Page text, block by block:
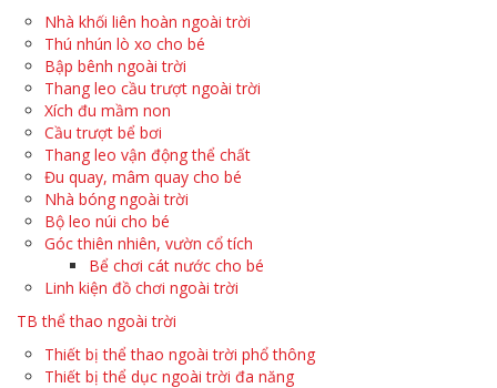
Nhà khối liên hoàn ngoài trời
Thú nhún lò xo cho bé
Bập bênh ngoài trời
Thang leo cầu trượt ngoài trời
Xích đu mầm non
Cầu trượt bể bơi
Thang leo vận động thể chất
Đu quay, mâm quay cho bé
Nhà bóng ngoài trời
Bộ leo núi cho bé
Góc thiên nhiên, vườn cổ tích
Bể chơi cát nước cho bé
Linh kiện đồ chơi ngoài trời
TB thể thao ngoài trời
Thiết bị thể thao ngoài trời phổ thông
Thiết bị thể dục ngoài trời đa năng